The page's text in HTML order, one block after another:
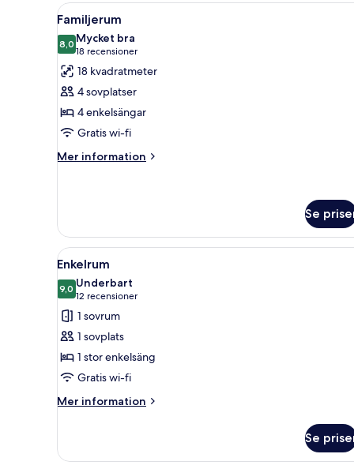
Öppna
alla
foton
för
Familjerum
Ett hotellrum med en
6
Familjerum
8,08,0 av 10
Mycket bra
18 recensioner
(18 recensioner)
18 kvadratmeter
4 sovplatser
4 enkelsängar
Gratis wi-fi
Mer information
Mer
Se
Öppna
alla
foton
för
Enkelrum
En snyggt bäddad säng
4
Enkelrum
9,09,0 av 10
Underbart
12 recensioner
(12 recensioner)
1 sovrum
1 sovplats
1 stor enkelsäng
Gratis wi-fi
Mer information
Mer
Se